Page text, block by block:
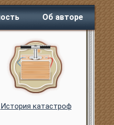
Об авторе
История катастроф